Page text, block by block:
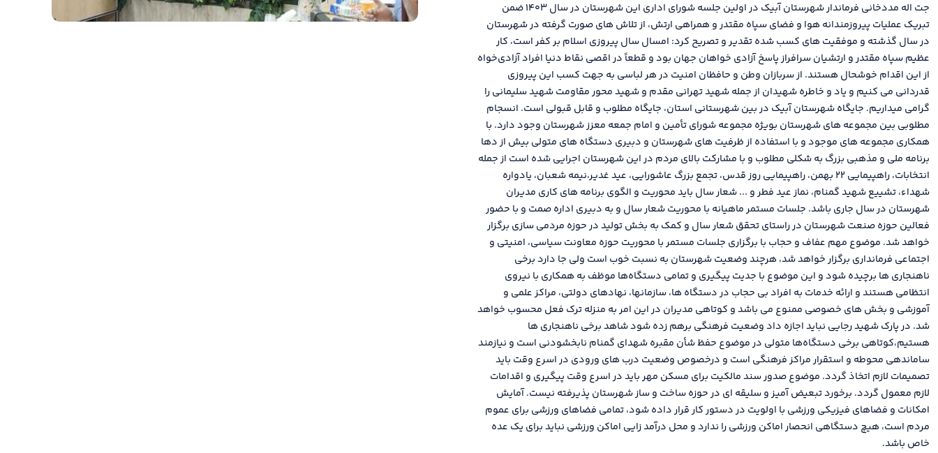
جت اله مددخانی فرماندار شهرستان آبیک در اولین جلسه شورای اداری این شهرستان در سال ۱۴۰۳ ضمن
تبریک عملیات پیروزمندانه هوا و فضای سپاه مقتدر و همراهی ارتش، از تلاش های صورت گرفته در شهرستان
در سال گذشته و موفقیت های کسب شده تقدیر و تصریح کرد: امسال سال پیروزی اسلام بر کفر است، کار
عظیم سپاه مقتدر و ارتشیان سرافراز پاسخ آزادی خواهان جهان بود و قطعاً در اقصی نقاط دنیا افراد آزادی‌خواه
از این اقدام خوشحال هستند. از سربازان وطن و حافظان امنیت در هر لباسی به جهت کسب این پیروزی
قدردانی می کنیم و یاد و خاطره شهیدان از جمله شهید تهرانی مقدم و شهید محور مقاومت شهید سلیمانی را
گرامی میداریم. جایگاه شهرستان آبیک در بین شهرستانی استان، جایگاه مطلوب و قابل قبولی است. انسجام
مطلوبی بین مجموعه های شهرستان بویژه مجموعه شورای تأمین و امام جمعه معزز شهرستان وجود دارد. با
همکاری مجموعه های موجود و با استفاده از ظرفیت های شهرستان و دبیری دستگاه های متولی بیش از دها
برنامه ملی و مذهبی بزرگ به شکلی مطلوب و با مشارکت بالای مردم در این شهرستان اجرایی شده است از جمله
انتخابات، راهپیمایی ۲۲ بهمن، راهپیمایی روز قدس، تجمع بزرگ عاشورایی، عید غدیر،نیمه شعبان، یادواره
شهداء، تشییع شهید گمنام، نماز عید فطر و ... شعار سال باید محوریت و الگوی برنامه های کاری مدیران
شهرستان در سال جاری باشد. جلسات مستمر ماهیانه با محوریت شعار سال و به دبیری اداره صمت و با حضور
فعالین حوزه صنعت شهرستان در راستای تحقق شعار سال و کمک به بخش تولید در حوزه مردمی سازی برگزار
خواهد شد. موضوع مهم عفاف و حجاب با برگزاری جلسات مستمر با محوریت حوزه معاونت سیاسی، امنیتی و
اجتماعی فرمانداری برگزار خواهد شد، هرچند وضعیت شهرستان به نسبت خوب است ولی جا دارد برخی
ناهنجاری ها برچیده شود و این موضوع با جدیت پیگیری و تمامی دستگاه‌ها موظف به همکاری با نیروی
انتظامی هستند و ارائه خدمات به افراد بی حجاب در دستگاه ها، سازمانها، نهادهای دولتی، مراکز علمی و
آموزشی و بخش های خصوصی ممنوع می باشد و کوتاهی مدیران در این امر به منزله ترک فعل محسوب خواهد
شد. در پارک شهید رجایی نباید اجازه داد وضعیت فرهنگی برهم زده شود شاهد برخی ناهنجاری ها
هستیم،کوتاهی برخی دستگاه‌ها متولی در موضوع حفظ شأن مقبره شهدای گمنام نابخشودنی است و نیازمند
ساماندهی محوطه و استقرار مراکز فرهنگی است و درخصوص وضعیت درب های ورودی در اسرع وقت باید
تصمیمات لازم اتخاذ گردد. موضوع صدور سند مالکیت برای مسکن مهر باید در اسرع وقت پیگیری و اقدامات
لازم معمول گردد. برخورد تبعیض آمیز و سلیقه ای در حوزه ساخت و ساز شهرستان پذیرفته نیست. آمایش
امکانات و فضاهای فیزیکی ورزشی با اولویت در دستور کار قرار داده شود، تمامی فضاهای ورزشی برای عموم
مردم است، هیچ دستگاهی انحصار اماکن ورزشی را ندارد و محل درآمد زایی اماکن ورزشی نباید برای یک عده
خاص باشد.